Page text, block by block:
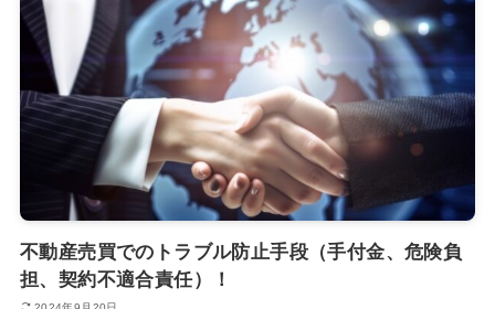
不動産売買でのトラブル防止手段（手付金、危険負
担、契約不適合責任）！